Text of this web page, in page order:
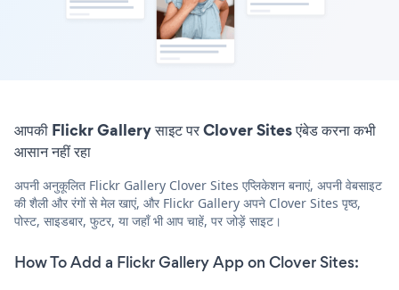
आपकी Flickr Gallery साइट पर Clover Sites एंबेड करना कभी
आसान नहीं रहा
अपनी अनुकूलित Flickr Gallery Clover Sites एप्लिकेशन बनाएं, अपनी वेबसाइट
की शैली और रंगों से मेल खाएं, और Flickr Gallery अपने Clover Sites पृष्ठ,
पोस्ट, साइडबार, फुटर, या जहाँ भी आप चाहें, पर जोड़ें साइट।
How To Add a Flickr Gallery App on Clover Sites: